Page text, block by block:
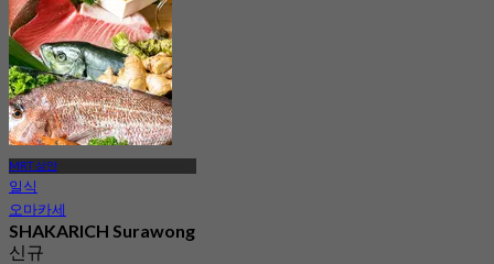
MRT 삼얀
일식
오마카세
SHAKARICH Surawong
신규